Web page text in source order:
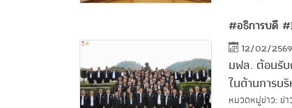
#อธิการบดี
12/02/2569
มฟล. ต้อนรั
ในด้านการบ
หมวดหมู่ข่าว: ข่า